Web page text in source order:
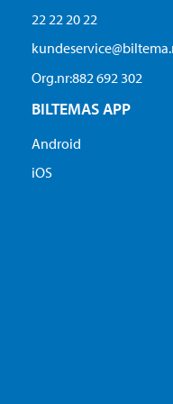
22 22 20 22
Org.nr:882 692 302
BILTEMAS APP
Android
iOS